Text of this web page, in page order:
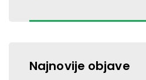
Najnovije objave